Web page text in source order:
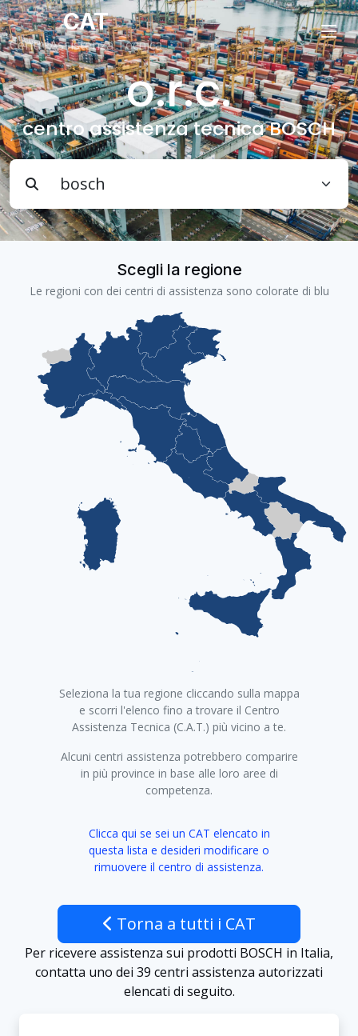
CAT
Centri Assistenza Tecnica
o.r.c.
centro assistenza tecnica BOSCH
Scegli la regione
Le regioni con dei centri di assistenza sono colorate di blu
−
Seleziona la tua regione cliccando sulla mappa
e scorri l'elenco fino a trovare il Centro
Assistenza Tecnica (C.A.T.) più vicino a te.
Alcuni centri assistenza potrebbero comparire
in più province in base alle loro aree di
competenza.
Clicca qui se sei un CAT elencato in
questa lista e desideri modificare o
rimuovere il centro di assistenza.
Torna a tutti i CAT
Per ricevere assistenza sui prodotti BOSCH in Italia,
contatta uno dei 39 centri assistenza autorizzati
elencati di seguito.